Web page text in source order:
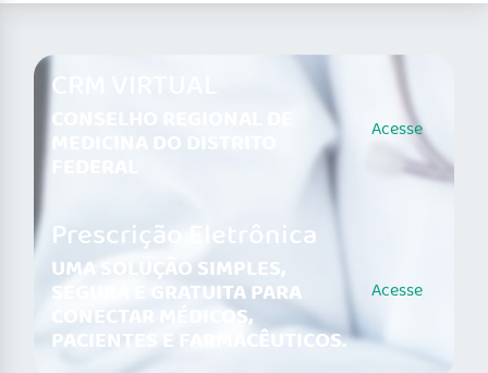
CRM VIRTUAL
CONSELHO REGIONAL DE
MEDICINA DO DISTRITO Acesse
Prescrição Eletrônica
UMA SOLUÇÃO SIMPLES,
SEGURA E GRATUITA PARA
CONECTAR MÉDICOS,
PACIENTES E FARMACÊUTICOS.
Acesse